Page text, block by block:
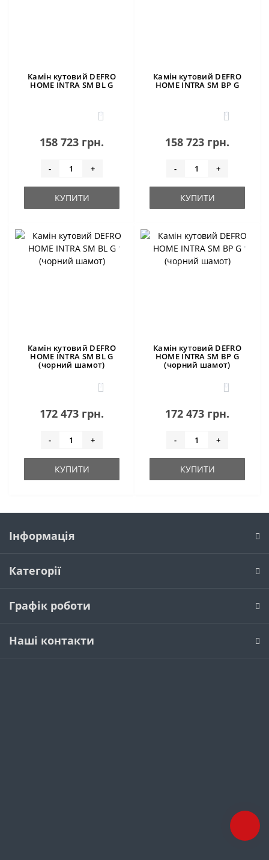
Камін кутовий DEFRO
HOME INTRA SM BL G
0
158 723 грн.
- +
КУПИТИ
Камін кутовий DEFRO
HOME INTRA SM BP G
0
158 723 грн.
- +
КУПИТИ
Камін кутовий DEFRO
HOME INTRA SM BL G
(чорний шамот)
1
172 473 грн.
- +
КУПИТИ
Камін кутовий DEFRO
HOME INTRA SM BP G
(чорний шамот)
0
172 473 грн.
- +
КУПИТИ
Інформація
Категорії
Графік роботи
Наші контакти